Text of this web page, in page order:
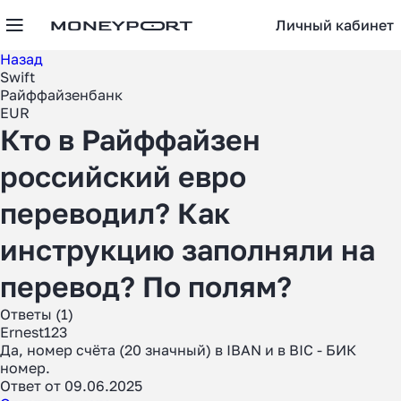
Личный кабинет
Назад
Swift
Райффайзенбанк
EUR
Кто в Райффайзен
российский евро
переводил? Как
инструкцию заполняли на
перевод? По полям?
Ответы (1)
Ernest123
Да, номер счёта (20 значный) в IBAN и в BIC - БИК
номер.
Ответ от 09.06.2025